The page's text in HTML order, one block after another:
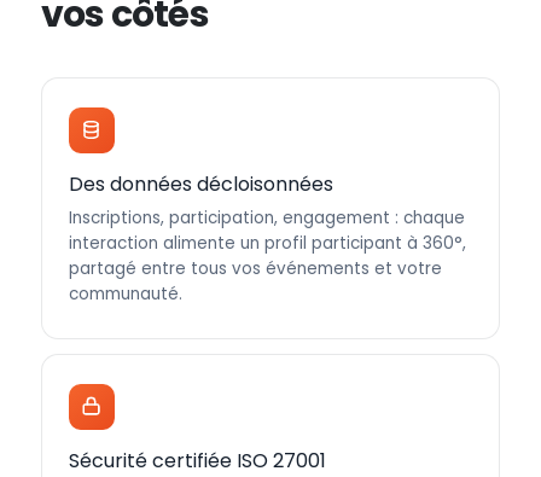
vos côtés
Des données décloisonnées
Inscriptions, participation, engagement : chaque
interaction alimente un profil participant à 360°,
partagé entre tous vos événements et votre
communauté.
Sécurité certifiée ISO 27001